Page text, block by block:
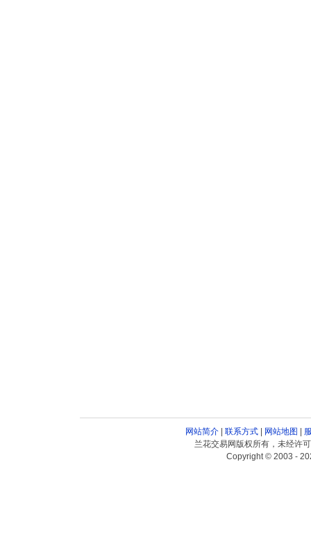
网站简介| 联系方式| 网站地图
兰花交易网版权所有，未经许
Copyright © 2003 -